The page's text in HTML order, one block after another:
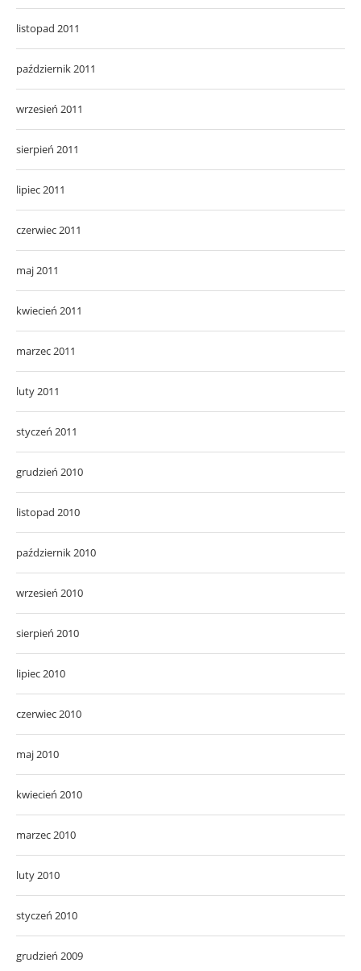
listopad 2011
październik 2011
wrzesień 2011
sierpień 2011
lipiec 2011
czerwiec 2011
maj 2011
kwiecień 2011
marzec 2011
luty 2011
styczeń 2011
grudzień 2010
listopad 2010
październik 2010
wrzesień 2010
sierpień 2010
lipiec 2010
czerwiec 2010
maj 2010
kwiecień 2010
marzec 2010
luty 2010
styczeń 2010
grudzień 2009